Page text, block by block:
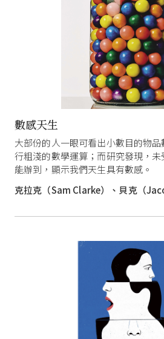
數感天生
大部份的人一眼可看出小數目的物
行粗淺的數學運算；而研究發現，
能辦到，顯示我們天生具有數感。
克拉克（Sam Clarke）、貝克（